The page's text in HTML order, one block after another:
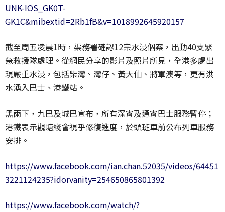
UNK-IOS_GK0T-
GK1C&mibextid=2Rb1fB&v=1018992645920157
截至周五凌晨1時，渠務署確認12宗水浸個案，出動40支緊
急救援隊處理。從網民分享的影片及照片所見，全港多處出
現嚴重水浸，包括柴灣、灣仔、黃大仙、將軍澳等，更有洪
水湧入巴士、港鐵站。
黑雨下，九巴及城巴宣布，所有深宵及通宵巴士服務暫停；
港鐵表示觀塘綫會視乎修復進度，於頭班車前公布列車服務
安排。
https://www.facebook.com/ian.chan.52035/videos/64451
3221124235?idorvanity=254650865801392
https://www.facebook.com/watch/?